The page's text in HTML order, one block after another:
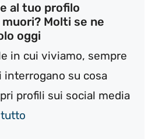
al tuo profilo
Molti se ne
oggi
in cui viviamo, sempre
interrogano su cosa
profili sui social media